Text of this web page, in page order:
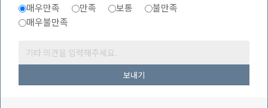
매우만족 만족 보통
불만족
매우불만족
보내기